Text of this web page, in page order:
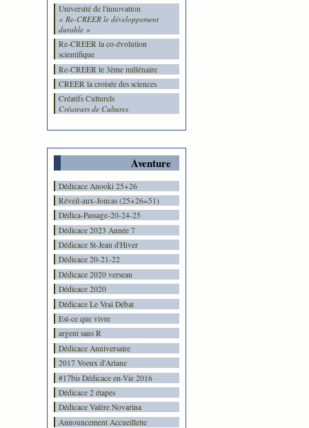
Université de l'innovation
« Re-CREER le développement
durable »
Re-CREER la co-évolution
scientifique
Re-CREER le 3ème millénaire
CREER la croisée des sciences
Créatifs Culturels
Créateurs de Cultures
Aventure
Dédicace Anooki 25+26
Réveil-aux-Joncas (25+26=51)
Dédica-Passage-20-24-25
Dédicace 2023 Année 7
Dédicace St-Jean d'Hiver
Dédicace 20-21-22
Dédicace 2020 verseau
Dédicace 2020
Dédicace Le Vrai Débat
Est-ce que vivre
argent sans R
Dédicace Anniversaire
2017 Voeux d'Ariane
#17bis Dédicace en-Vie 2016
Dédicace 2 étapes
Dédicace Valère Novarina
Announcement Accueillette